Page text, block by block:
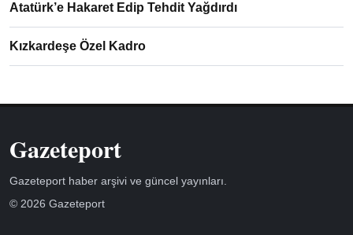
Atatürk’e Hakaret Edip Tehdit Yağdırdı
Kızkardeşe Özel Kadro
Gazeteport
Gazeteport haber arşivi ve güncel yayınları.
© 2026 Gazeteport